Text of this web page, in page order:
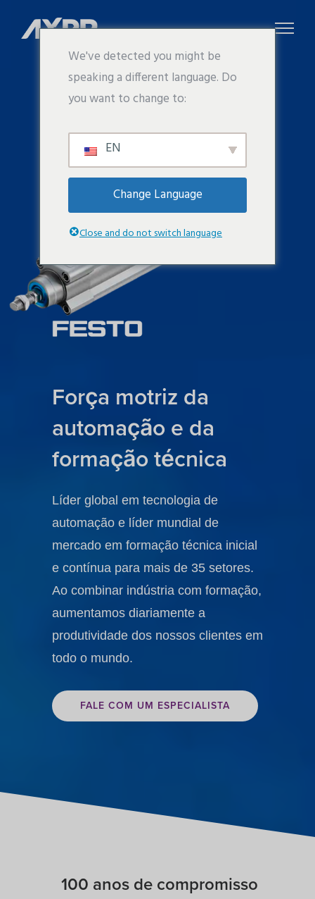
Força motriz da
automação e da
formação técnica
Líder global em tecnologia de
automação e líder mundial de
mercado em formação técnica inicial
e contínua para mais de 35 setores.
Ao combinar indústria com formação,
aumentamos diariamente a
produtividade dos nossos clientes em
todo o mundo.
FALE COM UM ESPECIALISTA
100 anos de compromisso
We've detected you might be
speaking a different language. Do
you want to change to:
EN
Change Language
Close and do not switch language